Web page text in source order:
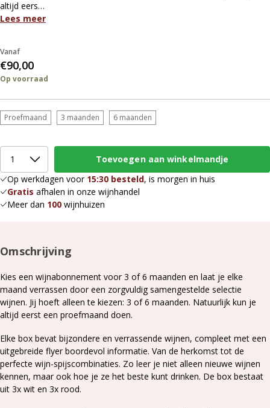
altijd eers…
Lees meer
Vanaf
€90,00
Op voorraad
Proefmaand 3 maanden 6 maanden
Op werkdagen voor 15:30 besteld, is morgen in huis
Gratis afhalen in onze wijnhandel
Meer dan 100 wijnhuizen
Omschrijving
Kies een wijnabonnement voor 3 of 6 maanden en laat je elke
maand verrassen door een zorgvuldig samengestelde selectie
wijnen. Jij hoeft alleen te kiezen: 3 of 6 maanden. Natuurlijk kun je
altijd eerst een proefmaand doen.
Elke box bevat bijzondere en verrassende wijnen, compleet met een
uitgebreide flyer boordevol informatie. Van de herkomst tot de
perfecte wijn-spijscombinaties. Zo leer je niet alleen nieuwe wijnen
kennen, maar ook hoe je ze het beste kunt drinken. De box bestaat
uit 3x wit en 3x rood.